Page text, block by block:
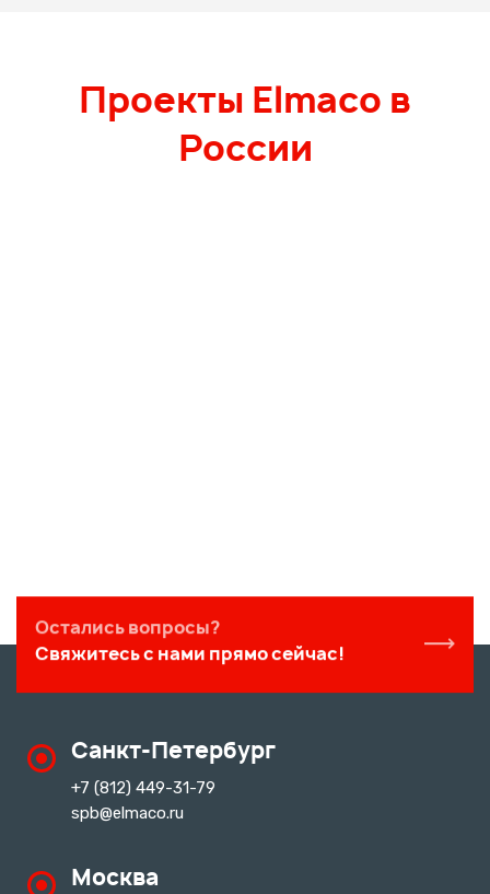
Проекты Elmaco в
России
Остались вопросы?
Свяжитесь с нами прямо сейчас!
Санкт-Петербург
+7 (812) 449-31-79
spb@elmaco.ru
Москва